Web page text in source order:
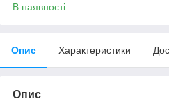
В наявності
Опис Характеристики
Опис